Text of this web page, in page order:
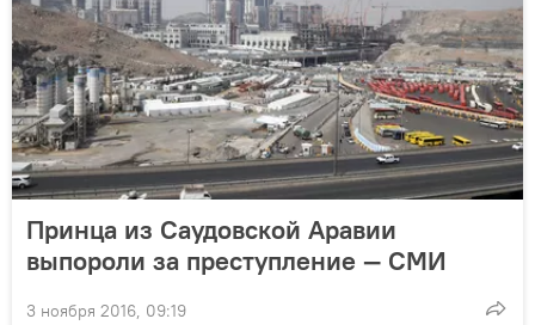
Принца из Саудовской Аравии
выпороли за преступление — СМИ
3 ноября 2016, 09:19